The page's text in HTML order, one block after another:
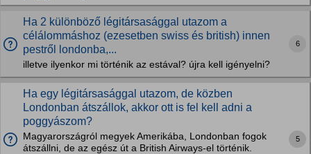
Ha 2 különböző légitársasággal utazom a
célálommáshoz (ezesetben swiss és british) innen
pestről londonba,...
illetve ilyenkor mi történik az estával? újra kell igényelni?
6
Ha egy légitársasággal utazom, de közben
Londonban átszállok, akkor ott is fel kell adni a
poggyászom?
Magyarországról megyek Amerikába, Londonban fogok
átszállni, de az egész út a British Airways-el történik.
5